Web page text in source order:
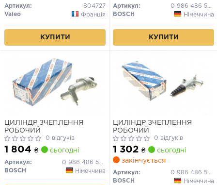
Артикул:
804727
Valeo
Франція
КУПИТИ
Артикул:
0 986 486 546
BOSCH
Німеччина
КУПИТИ
ЦИЛІНДР ЗЧЕПЛЕННЯ
РОБОЧИЙ
0 відгуків
1 804 ₴ сьогодні
Артикул:
0 986 486 554
BOSCH
Німеччина
ЦИЛІНДР ЗЧЕПЛЕННЯ
РОБОЧИЙ
0 відгуків
1 302 ₴
сьогодні
закінчується
Артикул:
0 986 486 563
BOSCH
Німеччина